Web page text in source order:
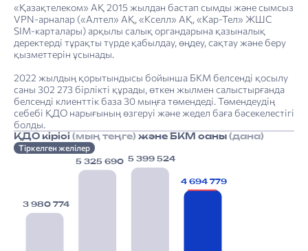
«Қазақтелеком» АҚ 2015 жылдан бастап сымды және сымсыз
VPN-арналар («Алтел» АҚ, «Кселл» АҚ, «Кар-Тел» ЖШС
SIM-карталары) арқылы салық органдарына қазыналық
деректерді тұрақты түрде қабылдау, өңдеу, сақтау және беру
қызметтерін ұсынады.
2022 жылдың қорытындысы бойынша БКМ белсенді қосылу
саны 302 273 бірлікті құрады, өткен жылмен салыстырғанда
белсенді клиенттік база 30 мыңға төмендеді. Төмендеудің
себебі ҚДО нарығының өзгеруі және жедел баға бәсекелестігі
болды.
ҚДО кірісі (мың теңге) және БКМ саны (дана)
Тіркелген желілер
3 980 774
5 325 690 5 399 524
4 694 779